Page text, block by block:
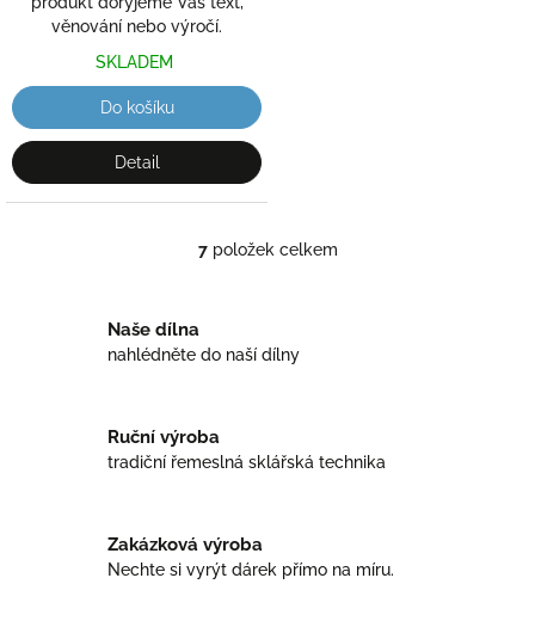
věnování nebo výročí.
SKLADEM
Do košíku
Detail
O
d
r
ý
7položek celkem
Naše dílna
nahlédněte do naší dílny
Ruční výroba
tradiční řemeslná sklářská technika
Zakázková výroba
Nechte si vyrýt dárek přímo na míru.